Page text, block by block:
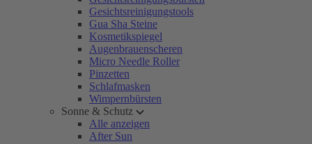
Gesichtsreinigungstools
Gua Sha Steine
Kosmetikspiegel
Augenbrauenscheren
Micro Needle Roller
Pinzetten
Schlafmasken
Wimpernbürsten
Sonne & Schutz
Alle anzeigen
After Sun